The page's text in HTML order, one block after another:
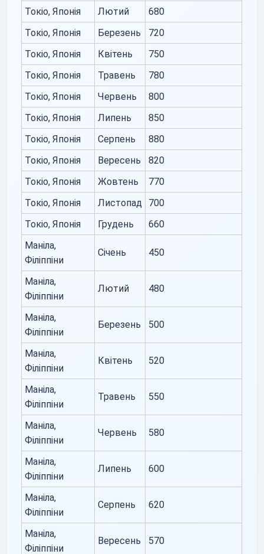
Токіо, Японія
Лютий
680
Токіо, Японія
Березень
720
Токіо, Японія
Квітень
750
Токіо, Японія
Травень
780
Токіо, Японія
Червень
800
Токіо, Японія
Липень
850
Токіо, Японія
Серпень
880
Токіо, Японія
Вересень
820
Токіо, Японія
Жовтень
770
Токіо, Японія
Листопад
700
Токіо, Японія
Грудень
660
Маніла,
Філіппіни
Січень 450
Маніла,
Філіппіни
Лютий 480
Маніла,
Філіппіни
Березень 500
Маніла,
Філіппіни
Квітень 520
Маніла,
Філіппіни
Травень 550
Маніла,
Філіппіни
Червень 580
Маніла,
Філіппіни
Липень 600
Маніла,
Філіппіни
Серпень 620
Маніла,
Філіппіни
Вересень 570